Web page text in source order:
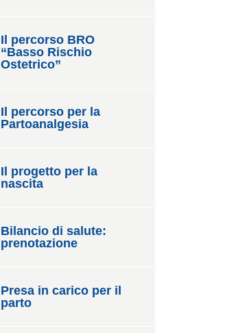
Il percorso BRO
“Basso Rischio
Ostetrico”
Il percorso per la
Partoanalgesia
Il progetto per la
nascita
Bilancio di salute:
prenotazione
Presa in carico per il
parto